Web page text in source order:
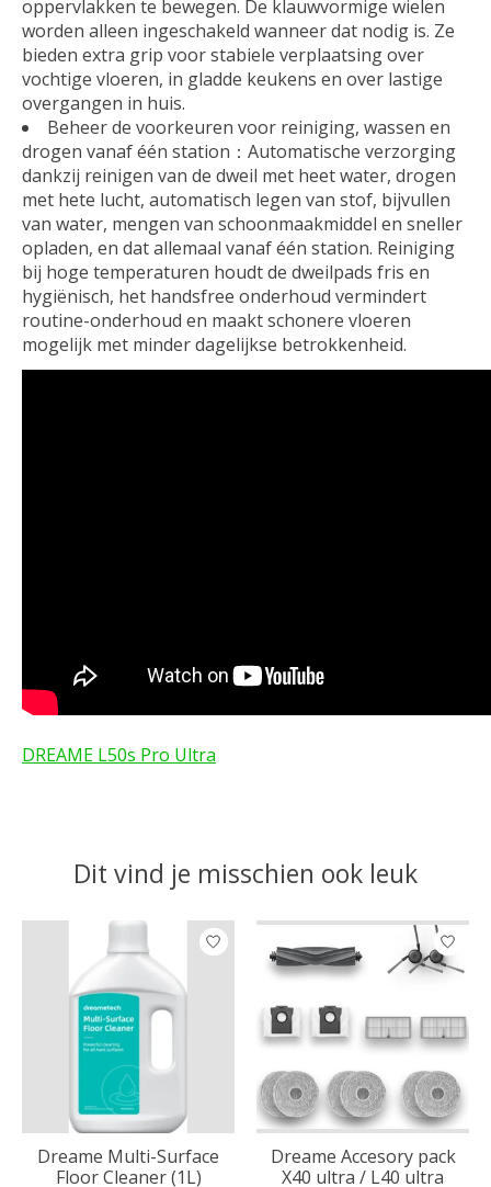
oppervlakken te bewegen. De klauwvormige wielen
worden alleen ingeschakeld wanneer dat nodig is. Ze
bieden extra grip voor stabiele verplaatsing over
vochtige vloeren, in gladde keukens en over lastige
overgangen in huis.
Beheer de voorkeuren voor reiniging, wassen en
drogen vanaf één station：Automatische verzorging
dankzij reinigen van de dweil met heet water, drogen
met hete lucht, automatisch legen van stof, bijvullen
van water, mengen van schoonmaakmiddel en sneller
opladen, en dat allemaal vanaf één station. Reiniging
bij hoge temperaturen houdt de dweilpads fris en
hygiënisch, het handsfree onderhoud vermindert
routine-onderhoud en maakt schonere vloeren
mogelijk met minder dagelijkse betrokkenheid.
DREAME L50s Pro Ultra
Dit vind je misschien ook leuk
Items van productcarrousel
Dreame Multi-Surface
Floor Cleaner (1L)
Dreame Accesory pack
X40 ultra / L40 ultra